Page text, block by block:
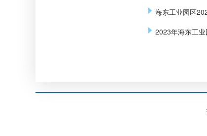
海东工业园区
​2023年海东工